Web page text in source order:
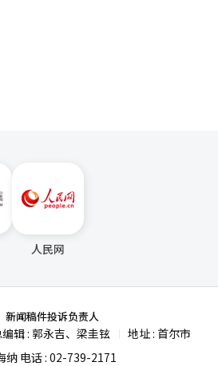
对背景艺术的用心表示
观中至关重要，因此我
也是一种极大的鼓
游戏开发公司。在日
动、国际学术研讨会、
市民在日常生活中享受
AI）系统翻译与编辑。
人民网
新闻稿件投诉负责人
辑 : 郭永吉、梁圭铉
地址 : 首尔市
纳 电话 : 02-739-2171